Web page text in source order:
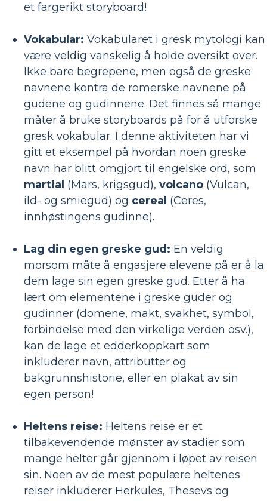
et fargerikt storyboard!
Vokabular: Vokabularet i gresk mytologi kan
være veldig vanskelig å holde oversikt over.
Ikke bare begrepene, men også de greske
navnene kontra de romerske navnene på
gudene og gudinnene. Det finnes så mange
måter å bruke storyboards på for å utforske
gresk vokabular. I denne aktiviteten har vi
gitt et eksempel på hvordan noen greske
navn har blitt omgjort til engelske ord, som
martial (Mars, krigsgud), volcano (Vulcan,
ild- og smiegud) og cereal (Ceres,
innhøstingens gudinne).
Lag din egen greske gud: En veldig
morsom måte å engasjere elevene på er å la
dem lage sin egen greske gud. Etter å ha
lært om elementene i greske guder og
gudinner (domene, makt, svakhet, symbol,
forbindelse med den virkelige verden osv.),
kan de lage et edderkoppkart som
inkluderer navn, attributter og
bakgrunnshistorie, eller en plakat av sin
egen person!
Heltens reise: Heltens reise er et
tilbakevendende mønster av stadier som
mange helter går gjennom i løpet av reisen
sin. Noen av de mest populære heltenes
reiser inkluderer Herkules, Thesevs og